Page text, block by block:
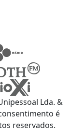
Lda. &
é
reservados.